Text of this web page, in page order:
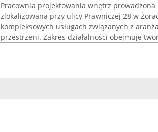
Pracownia projektowania wnętrz prowadzona
zlokalizowana przy ulicy Prawniczej 28 w
kompleksowych usługach związanych z
przestrzeni. Zakres działalności obejmuje